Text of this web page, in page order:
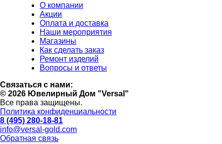
О компании
Акции
Оплата и доставка
Наши мероприятия
Магазины
Как сделать заказ
Ремонт изделий
Вопросы и ответы
Связаться с нами:
© 2026 Ювелирный Дом "Versal"
Все права защищены.
Политика конфиденциальности
8 (495) 280-18-81
info@versal-gold.com
Обратная связь